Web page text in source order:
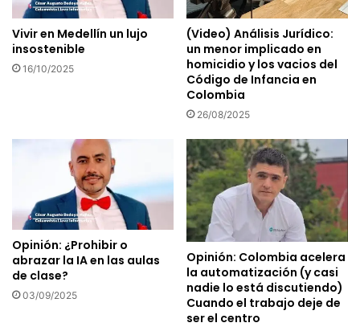
Vivir en Medellín un lujo
insostenible
16/10/2025
(Video) Análisis Jurídico:
un menor implicado en
homicidio y los vacios del
Código de Infancia en
Colombia
26/08/2025
Opinión: ¿Prohibir o
abrazar la IA en las aulas
de clase?
03/09/2025
Opinión: Colombia acelera
la automatización (y casi
nadie lo está discutiendo)
Cuando el trabajo deje de
ser el centro